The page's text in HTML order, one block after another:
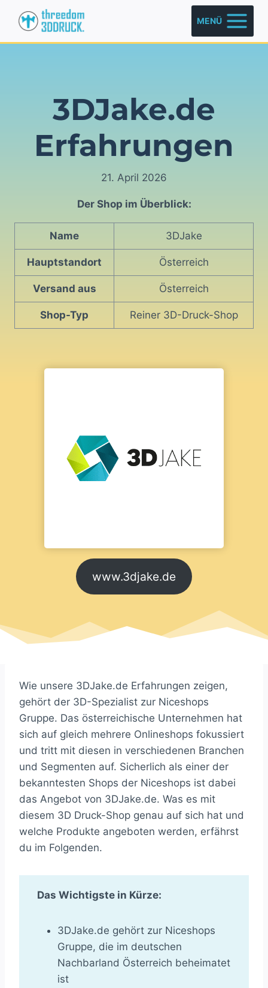
Inhalt
springen
MENÜ
3DJake.de
Erfahrungen
21. April 2026
Der Shop im Überblick:
Name 3DJake
Hauptstandort Österreich
Versand aus Österreich
Shop-Typ Reiner 3D-Druck-Shop
www.3djake.de
Wie unsere 3DJake.de Erfahrungen zeigen,
gehört der 3D-Spezialist zur Niceshops
Gruppe. Das österreichische Unternehmen hat
sich auf gleich mehrere Onlineshops fokussiert
und tritt mit diesen in verschiedenen Branchen
und Segmenten auf. Sicherlich als einer der
bekanntesten Shops der Niceshops ist dabei
das Angebot von 3DJake.de. Was es mit
diesem 3D Druck-Shop genau auf sich hat und
welche Produkte angeboten werden, erfährst
du im Folgenden.
Das Wichtigste in Kürze:
3DJake.de gehört zur Niceshops
Gruppe, die im deutschen
Nachbarland Österreich beheimatet
ist